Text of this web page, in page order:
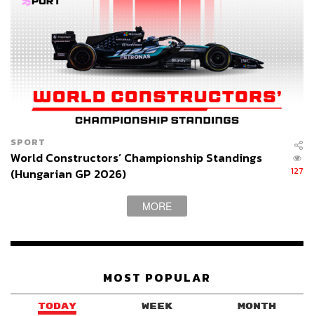
SPORT
World Constructors’ Championship Standings
(Hungarian GP 2026)
127
MORE
MOST POPULAR
TODAY WEEK MONTH